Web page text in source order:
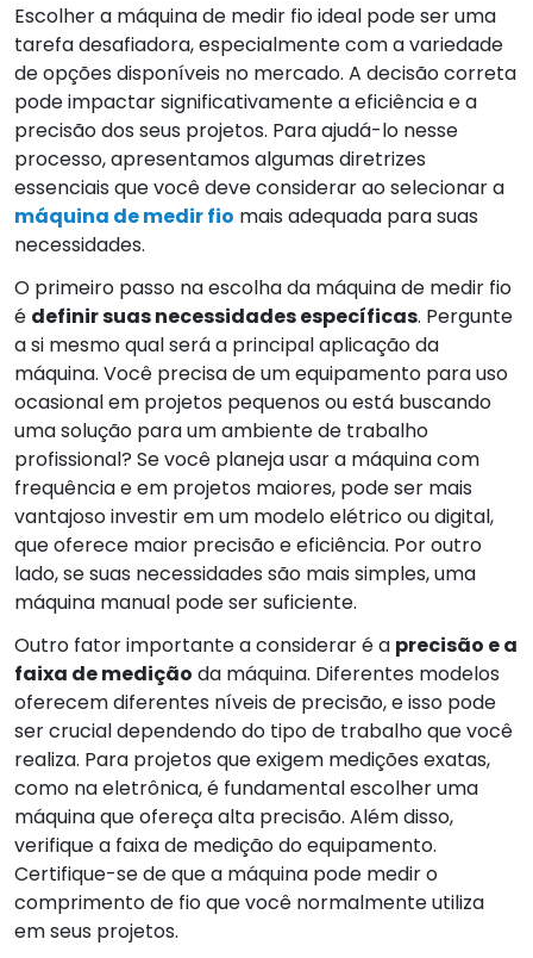
Escolher a máquina de medir fio ideal pode ser uma
tarefa desafiadora, especialmente com a variedade
de opções disponíveis no mercado. A decisão correta
pode impactar significativamente a eficiência e a
precisão dos seus projetos. Para ajudá-lo nesse
processo, apresentamos algumas diretrizes
essenciais que você deve considerar ao selecionar a
máquina de medir fio mais adequada para suas
necessidades.
O primeiro passo na escolha da máquina de medir fio
é definir suas necessidades específicas. Pergunte
a si mesmo qual será a principal aplicação da
máquina. Você precisa de um equipamento para uso
ocasional em projetos pequenos ou está buscando
uma solução para um ambiente de trabalho
profissional? Se você planeja usar a máquina com
frequência e em projetos maiores, pode ser mais
vantajoso investir em um modelo elétrico ou digital,
que oferece maior precisão e eficiência. Por outro
lado, se suas necessidades são mais simples, uma
máquina manual pode ser suficiente.
Outro fator importante a considerar é a precisão e a
faixa de medição da máquina. Diferentes modelos
oferecem diferentes níveis de precisão, e isso pode
ser crucial dependendo do tipo de trabalho que você
realiza. Para projetos que exigem medições exatas,
como na eletrônica, é fundamental escolher uma
máquina que ofereça alta precisão. Além disso,
verifique a faixa de medição do equipamento.
Certifique-se de que a máquina pode medir o
comprimento de fio que você normalmente utiliza
em seus projetos.